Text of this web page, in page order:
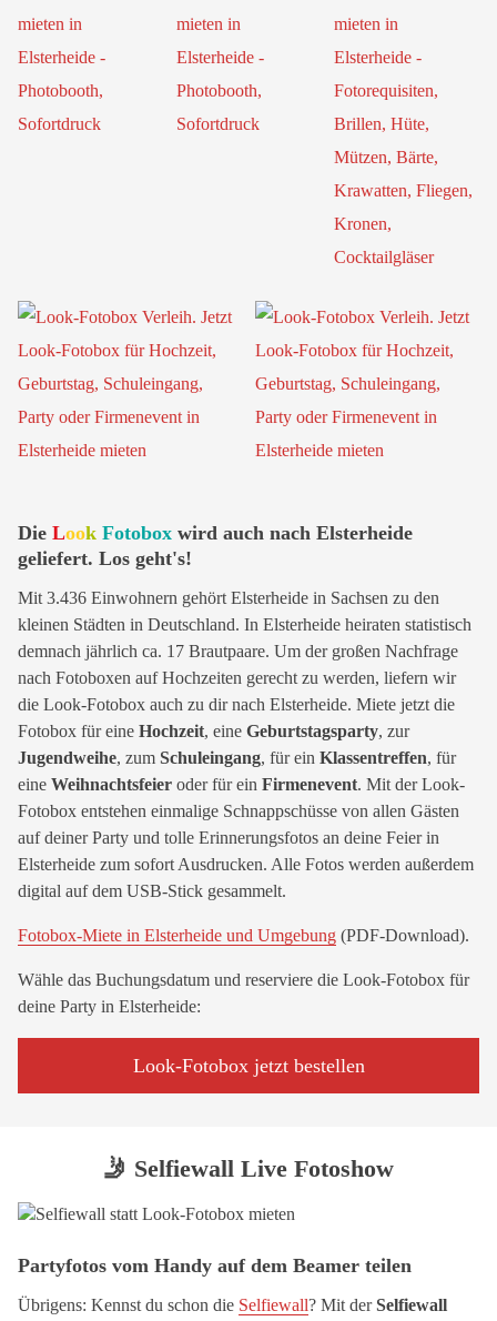
Die Look Fotobox wird auch nach Elsterheide
geliefert. Los geht's!
Mit 3.436 Einwohnern gehört Elsterheide in Sachsen zu den
kleinen Städten in Deutschland. In Elsterheide heiraten statistisch
demnach jährlich ca. 17 Brautpaare. Um der großen Nachfrage
nach Fotoboxen auf Hochzeiten gerecht zu werden, liefern wir
die Look-Fotobox auch zu dir nach Elsterheide. Miete jetzt die
Fotobox für eine Hochzeit, eine Geburtstagsparty, zur
Jugendweihe, zum Schuleingang, für ein Klassentreffen, für
eine Weihnachtsfeier oder für ein Firmenevent. Mit der Look-
Fotobox entstehen einmalige Schnappschüsse von allen Gästen
auf deiner Party und tolle Erinnerungsfotos an deine Feier in
Elsterheide zum sofort Ausdrucken. Alle Fotos werden außerdem
digital auf dem USB-Stick gesammelt.
Fotobox-Miete in Elsterheide und Umgebung (PDF-Download).
Wähle das Buchungsdatum und reserviere die Look-Fotobox für
deine Party in Elsterheide:
Look-Fotobox jetzt bestellen
🤳 Selfiewall Live Fotoshow
Partyfotos vom Handy auf dem Beamer teilen
Übrigens: Kennst du schon die Selfiewall? Mit derSelfiewall